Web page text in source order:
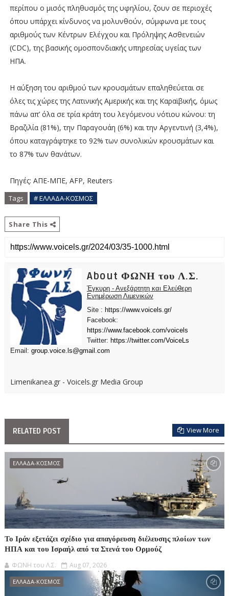
περίπου ο μισός πληθυσμός της υφηλίου, ζουν σε περιοχές
όπου υπάρχει κίνδυνος να μολυνθούν, σύμφωνα με τους
αριθμούς των Κέντρων Ελέγχου και Πρόληψης Ασθενειών
(CDC), της βασικής ομοσπονδιακής υπηρεσίας υγείας των
ΗΠΑ.
Η αύξηση του αριθμού των κρουσμάτων επαληθεύεται σε
όλες τις χώρες της Λατινικής Αμερικής και της Καραϊβικής, όμως
πάνω απ’ όλα σε τρία κράτη του λεγόμενου νότιου κώνου: τη
Βραζιλία (81%), την Παραγουάη (6%) και την Αργεντινή (3,4%),
όπου καταγράφτηκε το 92% των συνολικών κρουσμάτων και
το 87% των θανάτων.
Πηγές: ΑΠΕ-ΜΠΕ, AFP, Reuters
Tags # ΕΛΛΑΔΑ-ΚΟΣΜΟΣ
Share This
About ΦΩΝΗ του Λ.Σ.
Έγκυρη - Ανεξάρτητη και Ελεύθερη
Ενημέρωση Λιμενικών
Site : https://www.voicels.gr/
Facebook:
https://www.facebook.com/voicels
Twitter: https://twitter.com/VoiceLs
Email: group.voice.ls@gmail.com
Limenikanea.gr - Voicels.gr Media Group
RELATED POST View More
ΕΛΛΑΔΑ-ΚΟΣΜΟΣ
Το Ιράν εξετάζει σχέδιο για απαγόρευση διέλευσης πλοίων των
ΗΠΑ και του Ισραήλ από τα Στενά του Ορμούζ
ΦΩΝΗ του Λ.Σ. Aug 07, 2026
ΕΛΛΑΔΑ-ΚΟΣΜΟΣ